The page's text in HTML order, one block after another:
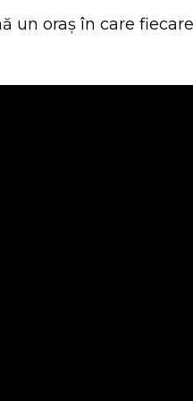
un oraș în care